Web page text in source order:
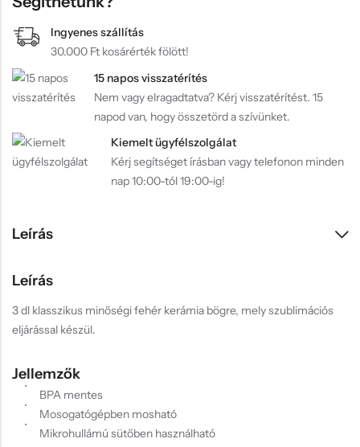
Ingyenes szállítás
30.000 Ft kosárérték fölött!
15 napos visszatérítés
Nem vagy elragadtatva? Kérj visszatérítést. 15
napod van, hogy összetörd a szívünket.
Kiemelt ügyfélszolgálat
Kérj segítséget írásban vagy telefonon minden
nap 10:00-tól 19:00-ig!
Leírás
Leírás
3 dl klasszikus minőségi fehér kerámia bögre, mely szublimációs
eljárással készül.
Jellemzők
BPA mentes
Mosogatógépben mosható
Mikrohullámú sütőben használható